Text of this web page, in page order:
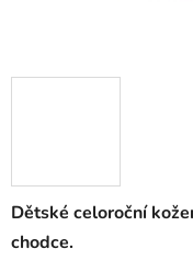
Dětské celoroční
chodce.